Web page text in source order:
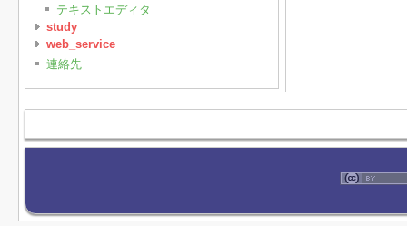
テキストエディタ
study
web_service
連絡先